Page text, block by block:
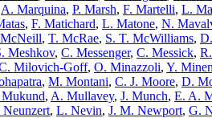
A. Marquina, P. Marsh, F. Martelli, L.
, F. Matichard, L. Matone, N.
, T. McRae, S. T. McWilliams,
Meshkov, C. Messenger, C. Messick,
Milovich-Goff, O. Minazzoli, Y.
, M. Montani, C. J. Moore, D.
, A. Mullavey, J. Munch, E. A.
, L. Nevin, J. M. Newport, G.